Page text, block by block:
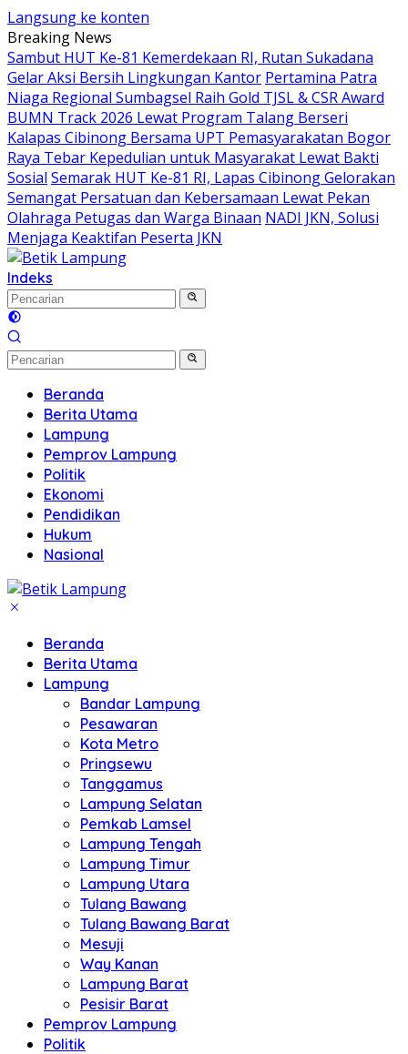
Langsung ke konten
Breaking News
Sambut HUT Ke-81 Kemerdekaan RI, Rutan Sukadana
Gelar Aksi Bersih Lingkungan Kantor Pertamina Patra
Niaga Regional Sumbagsel Raih Gold TJSL & CSR Award
BUMN Track 2026 Lewat Program Talang Berseri
Kalapas Cibinong Bersama UPT Pemasyarakatan Bogor
Raya Tebar Kepedulian untuk Masyarakat Lewat Bakti
Sosial Semarak HUT Ke-81 RI, Lapas Cibinong Gelorakan
Semangat Persatuan dan Kebersamaan Lewat Pekan
Olahraga Petugas dan Warga Binaan NADI JKN, Solusi
Menjaga Keaktifan Peserta JKN
Indeks
Beranda
Berita Utama
Lampung
Pemprov Lampung
Politik
Ekonomi
Pendidikan
Hukum
Nasional
Beranda
Berita Utama
Lampung
Bandar Lampung
Pesawaran
Kota Metro
Pringsewu
Tanggamus
Lampung Selatan
Pemkab Lamsel
Lampung Tengah
Lampung Timur
Lampung Utara
Tulang Bawang
Tulang Bawang Barat
Mesuji
Way Kanan
Lampung Barat
Pesisir Barat
Pemprov Lampung
Politik